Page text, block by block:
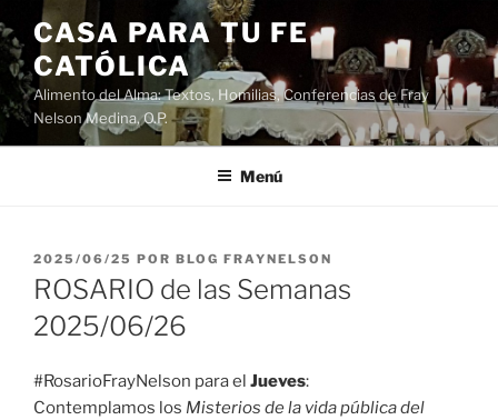
Saltar
al
contenido
CASA PARA TU FE
CATÓLICA
Alimento del Alma: Textos, Homilias, Conferencias de Fray
Nelson Medina, O.P.
Menú
PUBLICADO
EL
2025/06/25 POR BLOG FRAYNELSON
ROSARIO de las Semanas
2025/06/26
#RosarioFrayNelson para el Jueves:
Contemplamos los Misterios de la vida pública del